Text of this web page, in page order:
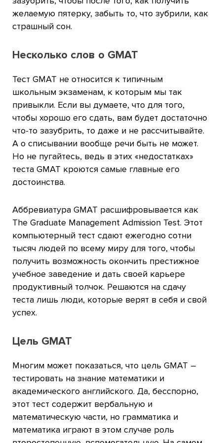
желаемую пятерку, забыть то, что зубрили, как
страшный сон.
Несколько слов о GMAT
Тест GMAT не относится к типичным
школьным экзаменам, к которым мы так
привыкли. Если вы думаете, что для того,
чтобы хорошо его сдать, вам будет достаточно
что-то зазубрить, то даже и не рассчитывайте.
А о списывании вообще речи быть не может.
Но не пугайтесь, ведь в этих «недостатках»
теста GMAT кроются самые главные его
достоинства.
Аббревиатура GMAT расшифровывается как
The Graduate Management Admission Test. Этот
компьютерный тест сдают ежегодно сотни
тысяч людей по всему миру для того, чтобы
получить возможность окончить престижное
учебное заведение и дать своей карьере
продуктивный толчок. Решаются на сдачу
теста лишь люди, которые верят в себя и свой
успех.
Цель GMAT
Многим может показаться, что цель GMAT –
тестировать на знание математики и
академического английского. Да, бесспорно,
этот тест содержит вербальную и
математическую части, но грамматика и
математика играют в этом случае роль